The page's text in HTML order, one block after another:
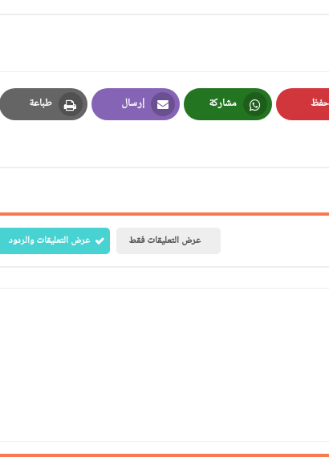
حفظ
Pinterest
مشاركة
Whatsapp
إرسال
Email
طباعة
Print
عرض التعليقات فقط عرض التعليقات والردود